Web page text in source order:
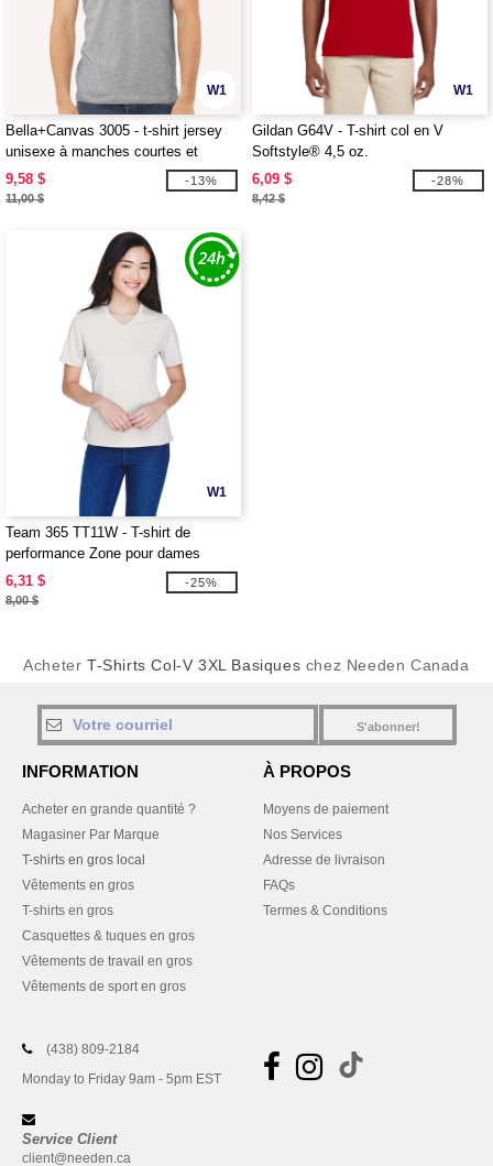
W1
Bella+Canvas 3005 - t-shirt jersey
unisexe à manches courtes et
encolure en V
9,58 $
11,00 $
-13%
W1
Gildan G64V - T-shirt col en V
Softstyle® 4,5 oz.
6,09 $
8,42 $
-28%
W1
Team 365 TT11W - T-shirt de
performance Zone pour dames
6,31 $
8,00 $
-25%
AcheterT-Shirts Col-V 3XL Basiques chez Needen Canada
S'abonner!
INFORMATION
Acheter en grande quantité ?
Magasiner Par Marque
T-shirts en gros local
Vêtements en gros
T-shirts en gros
Casquettes & tuques en gros
Vêtements de travail en gros
Vêtements de sport en gros
À PROPOS
Moyens de paiement
Nos Services
Adresse de livraison
FAQs
Termes & Conditions
(438) 809-2184
Monday to Friday 9am - 5pm EST
Service Client
client@needen.ca